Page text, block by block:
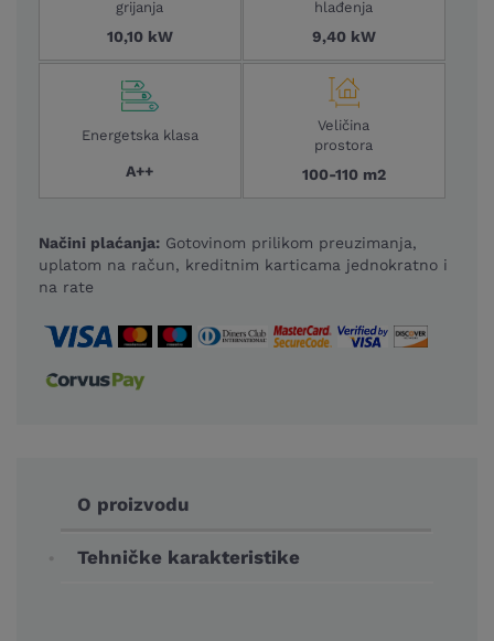
grijanja
10,10 kW
hlađenja
9,40 kW
Energetska klasa
A++
Veličina
prostora
100-110 m2
Načini plaćanja: Gotovinom prilikom preuzimanja,
uplatom na račun, kreditnim karticama jednokratno i
na rate
O proizvodu
Tehničke karakteristike